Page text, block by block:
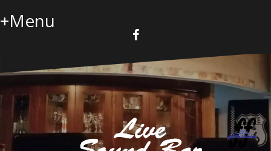
ン
へ
キ
+Menu
c
e
b
o
o
k